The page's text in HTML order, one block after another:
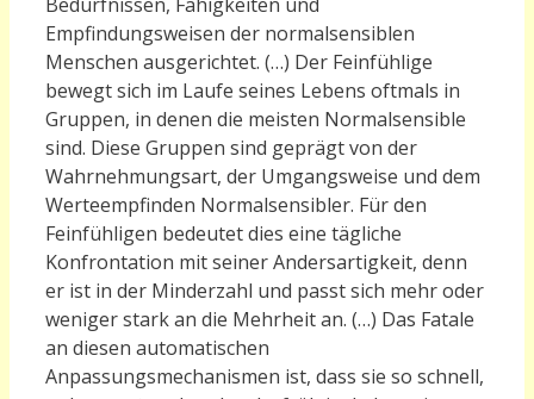
Empfindungsweisen der normalsensiblen
Menschen ausgerichtet. (…) Der Feinfühlige
bewegt sich im Laufe seines Lebens oftmals in
Gruppen, in denen die meisten Normalsensible
sind. Diese Gruppen sind geprägt von der
Wahrnehmungsart, der Umgangsweise und dem
Werteempfinden Normalsensibler. Für den
Feinfühligen bedeutet dies eine tägliche
Konfrontation mit seiner Andersartigkeit, denn
er ist in der Minderzahl und passt sich mehr oder
weniger stark an die Mehrheit an. (…) Das Fatale
an diesen automatischen
Anpassungsmechanismen ist, dass sie so schnell,